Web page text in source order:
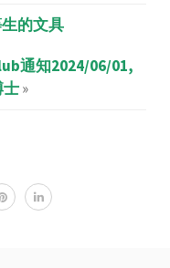
的文具
通知2024/06/01,
士»